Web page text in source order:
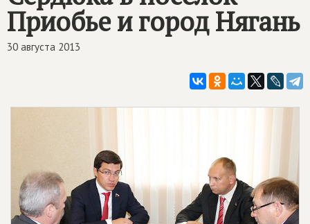
Приобье и город Нягань
30 августа 2013